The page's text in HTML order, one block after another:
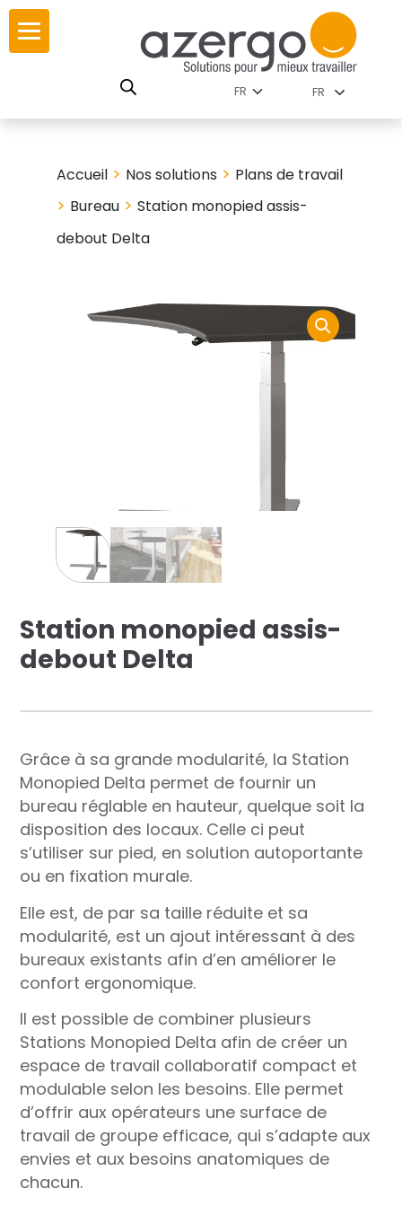
Skip
content
par famille
FR
Accueil > Nos solutions > Plans de travail
> Bureau >Station monopied assis-
debout Delta
Station monopied assis-
debout Delta
Grâce à sa grande modularité, la Station
Monopied Delta permet de fournir un
bureau réglable en hauteur, quelque soit la
disposition des locaux. Celle ci peut
s’utiliser sur pied, en solution autoportante
ou en fixation murale.
Elle est, de par sa taille réduite et sa
modularité, est un ajout intéressant à des
bureaux existants afin d’en améliorer le
confort ergonomique.
Il est possible de combiner plusieurs
Stations Monopied Delta afin de créer un
espace de travail collaboratif compact et
modulable selon les besoins. Elle permet
d’offrir aux opérateurs une surface de
travail de groupe efficace, qui s’adapte aux
envies et aux besoins anatomiques de
chacun.